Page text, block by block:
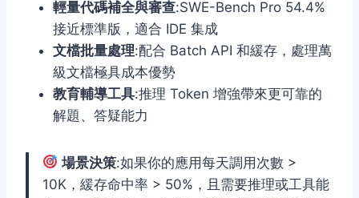
輕量代碼補全與審查:SWE-Bench Pro 54.4%
接近標準版，適合 IDE 集成
文檔批量處理:配合 Batch API 和緩存，處理萬
級文檔極具成本優勢
教育輔導工具:推理 Token 增強帶來更可靠的
解題、答疑能力
場景決策:如果你的應用每天調用次數 >
10K，緩存命中率 > 50%，且需要推理或工具能